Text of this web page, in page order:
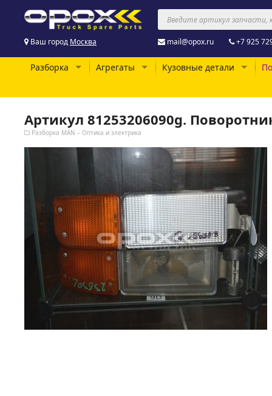
Ваш город Москва mail@opox.ru +7 925
Разборка Агрегаты Кузовные детали
Артикул 81253206090g.
Разборка MAN – Оптика и электрика